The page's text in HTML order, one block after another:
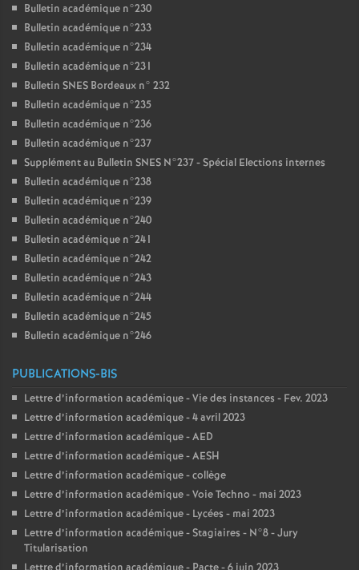
Bulletin académique n°230
Bulletin académique n°233
Bulletin académique n°234
Bulletin académique n°231
Bulletin SNES Bordeaux n° 232
Bulletin académique n°235
Bulletin académique n°236
Bulletin académique n°237
Supplément au Bulletin SNES N°237 - Spécial Elections internes
Bulletin académique n°238
Bulletin académique n°239
Bulletin académique n°240
Bulletin académique n°241
Bulletin académique n°242
Bulletin académique n°243
Bulletin académique n°244
Bulletin académique n°245
Bulletin académique n°246
PUBLICATIONS-BIS
Lettre d’information académique - Vie des instances - Fev. 2023
Lettre d’information académique - 4 avril 2023
Lettre d’information académique - AED
Lettre d’information académique - AESH
Lettre d’information académique - collège
Lettre d’information académique - Voie Techno - mai 2023
Lettre d’information académique - Lycées - mai 2023
Lettre d’information académique - Stagiaires - N°8 - Jury
Titularisation